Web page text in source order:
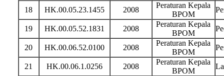
18 HK.00.05.23.1455 2008
Peraturan Kepala
BPOM
19 HK.00.05.52.1831 2008
Peraturan Kepala
BPOM
20 HK.00.06.52.0100 2008
Peraturan Kepala
BPOM
21 HK.00.06.1.0256 2008
Peraturan Kepala
BPOM